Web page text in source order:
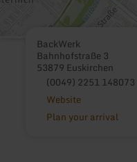
BackWerk
Bahnhofstraße 3
53879 Euskirchen
(0049) 2251 148073
Website
Plan your arrival